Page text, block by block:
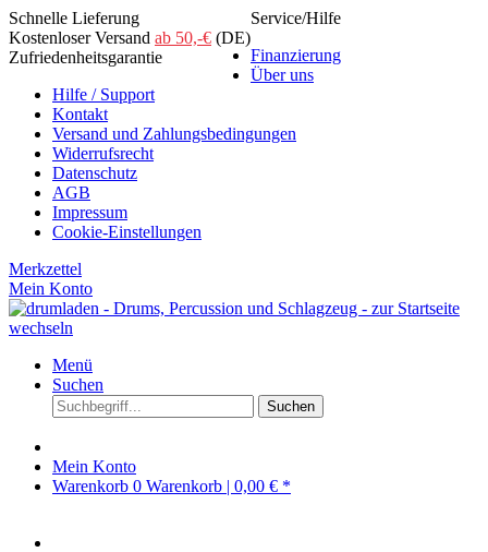
Schnelle Lieferung
Kostenloser Versand ab 50,-€ (DE)
Zufriedenheitsgarantie
Service/Hilfe
Finanzierung
Über uns
Hilfe / Support
Kontakt
Versand und Zahlungsbedingungen
Widerrufsrecht
Datenschutz
AGB
Impressum
Cookie-Einstellungen
Merkzettel
Mein Konto
Menü
Suchen
Suchen
Mein Konto
Warenkorb 0 Warenkorb | 0,00 € *